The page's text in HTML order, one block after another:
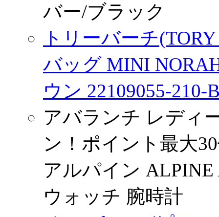
バー/ブラック
トリーバーチ
バッグ MINI
ウン 22109055-210-
アバランチ レディ
ン！ポイント最大
アルパイン ALPINE
ウォッチ 腕時計